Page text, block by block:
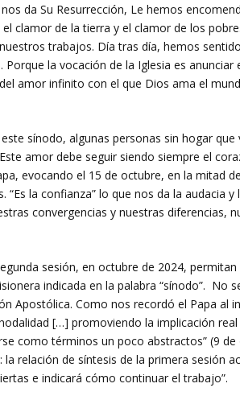
da Su Resurrección, Le hemos
clamor de la tierra y el clamor de los
trabajos. Día tras día, hemos
la vocación de la Iglesia es anunciar
amor infinito con el que Dios ama el
sínodo, algunas personas sin hogar que
amor debe seguir siendo siempre el
evocando el 15 de octubre, en la mitad
la confianza” lo que nos da la audacia y
convergencias y nuestras diferencias,
sesión, en octubre de 2024,
indicada en la palabra “sínodo”. No
Apostólica. Como nos recordó el Papa al
[…] promoviendo la implicación
como términos un poco abstractos” (9 de
relación de síntesis de la primera sesión
e indicará cómo continuar el trabajo”.